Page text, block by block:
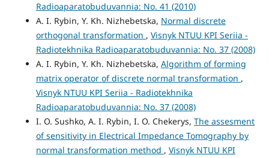
Radioaparatobuduvannia: No. 41 (2010)
A. I. Rybin, Y. Kh. Nizhebetska, Normal discrete
orthogonal transformation , Visnyk NTUU KPI Seriia -
Radiotekhnika Radioaparatobuduvannia: No. 37 (2008)
A. I. Rybin, Y. Kh. Nizhebetska, Algorithm of forming
matrix operator of discrete normal transformation ,
Visnyk NTUU KPI Seriia - Radiotekhnika
Radioaparatobuduvannia: No. 37 (2008)
I. O. Sushko, A. I. Rybin, I. O. Chekerys, The assesment
of sensitivity in Electrical Impedance Tomography by
normal transformation method , Visnyk NTUU KPI